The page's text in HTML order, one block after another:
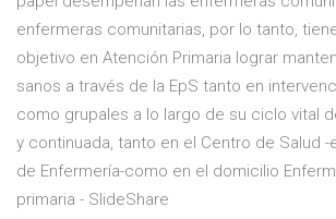
enfermeras comunitarias, por lo tanto,
objetivo en Atención Primaria lograr
sanos a través de la EpS tanto en
como grupales a lo largo de su ciclo vital
y continuada, tanto en el Centro de Salud -
de Enfermería-como en el domicilio
primaria - SlideShare